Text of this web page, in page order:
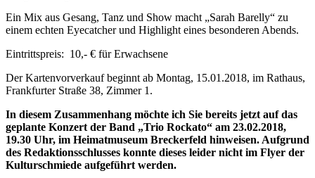
Ein Mix aus Gesang, Tanz und Show macht „Sarah Barelly“ zu
einem echten Eyecatcher und Highlight eines besonderen Abends.
Eintrittspreis: 10,- € für Erwachsene
Der Kartenvorverkauf beginnt ab Montag, 15.01.2018, im Rathaus,
Frankfurter Straße 38, Zimmer 1.
In diesem Zusammenhang möchte ich Sie bereits jetzt auf das
geplante Konzert der Band „Trio Rockato“ am 23.02.2018,
19.30 Uhr, im Heimatmuseum Breckerfeld hinweisen. Aufgrund
des Redaktionsschlusses konnte dieses leider nicht im Flyer der
Kulturschmiede aufgeführt werden.